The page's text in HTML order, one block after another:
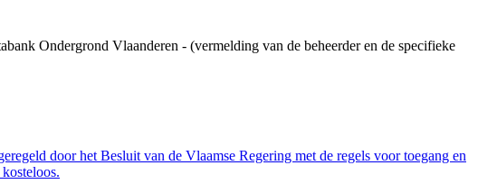
Ondergrond Vlaanderen - (vermelding van de beheerder en de specifieke
door het Besluit van de Vlaamse Regering met de regels voor toegang en